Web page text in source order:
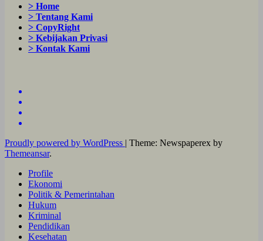
> Home
> Tentang Kami
> CopyRight
> Kebijakan Privasi
> Kontak Kami
Proudly powered by WordPress | Theme: Newspaperex by
Themeansar.
Profile
Ekonomi
Politik & Pemerintahan
Hukum
Kriminal
Pendidikan
Kesehatan